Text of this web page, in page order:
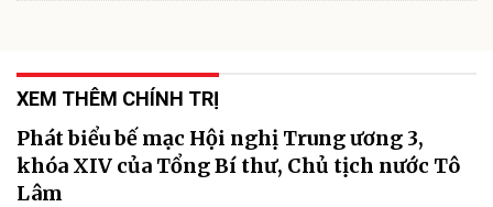
XEM THÊM CHÍNH TRỊ
Phát biểu bế mạc Hội nghị Trung ương 3,
khóa XIV của Tổng Bí thư, Chủ tịch nước Tô
Lâm